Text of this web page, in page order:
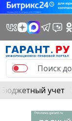
Бюджетный учет